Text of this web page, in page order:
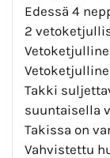
Edessä 4
2
Takki
suuntaisella
Takissa on
Vahvistettu